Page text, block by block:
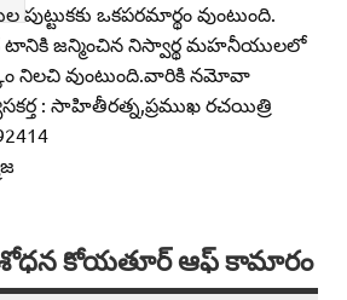
ఒకపరమార్థం వుంటుంది.
టానికి జన్మించిన నిస్వార్థ మహనీయులలో
నిలచి వుంటుంది.వారికి నమోవా
: సాహితీరత్న,ప్రముఖ రచయిత్రి
కోయతూర్‌ ఆఫ్‌ కామారం